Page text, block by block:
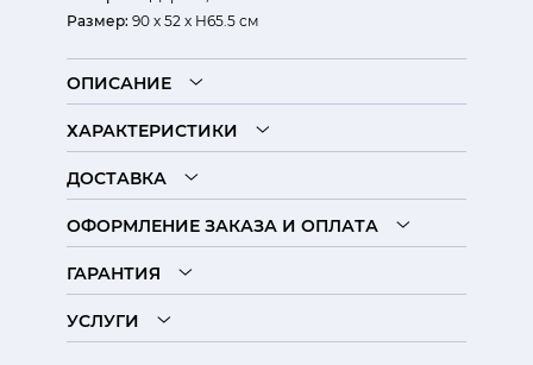
Размер: 90 х 52 х H65.5 см
ОПИСАНИЕ
ХАРАКТЕРИСТИКИ
ДОСТАВКА
ОФОРМЛЕНИЕ ЗАКАЗА И ОПЛАТА
ГАРАНТИЯ
УСЛУГИ